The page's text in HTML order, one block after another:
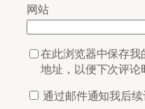
网站
在此浏览器中保存
地址，以便下次评论
通过邮件通知我后